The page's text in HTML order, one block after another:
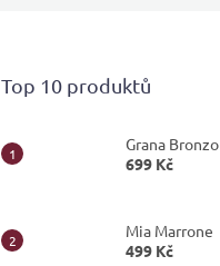
Top 10 produktů
Grana Bronzo
699 Kč
Mia Marrone
499 Kč